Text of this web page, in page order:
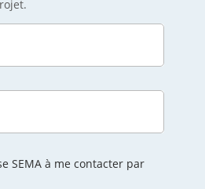
SEMA à me contacter par